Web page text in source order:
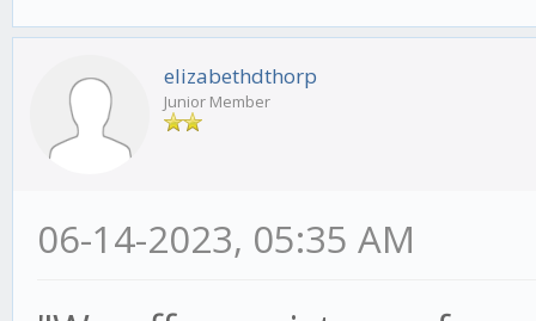
elizabethdthorp
Junior Member
06-14-2023, 05:35 AM